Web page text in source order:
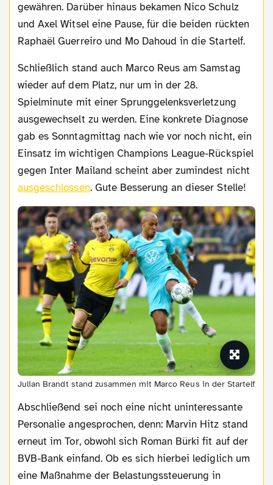
gewähren. Darüber hinaus bekamen Nico Schulz
und Axel Witsel eine Pause, für die beiden rückten
Raphaël Guerreiro und Mo Dahoud in die Startelf.
Schließlich stand auch Marco Reus am Samstag
wieder auf dem Platz, nur um in der 28.
Spielminute mit einer Sprunggelenksverletzung
ausgewechselt zu werden. Eine konkrete Diagnose
gab es Sonntagmittag nach wie vor noch nicht, ein
Einsatz im wichtigen Champions League-Rückspiel
gegen Inter Mailand scheint aber zumindest nicht
ausgeschlossen. Gute Besserung an dieser Stelle!
Julian Brandt stand zusammen mit Marco Reus in der Startelf
Abschließend sei noch eine nicht uninteressante
Personalie angesprochen, denn: Marvin Hitz stand
erneut im Tor, obwohl sich Roman Bürki fit auf der
BVB-Bank einfand. Ob es sich hierbei lediglich um
eine Maßnahme der Belastungssteuerung in